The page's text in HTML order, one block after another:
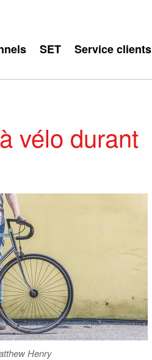
SET Service clients
vélo durant
Henry